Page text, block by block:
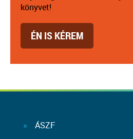
könyvet!
ÉN IS KÉREM
ÁSZF